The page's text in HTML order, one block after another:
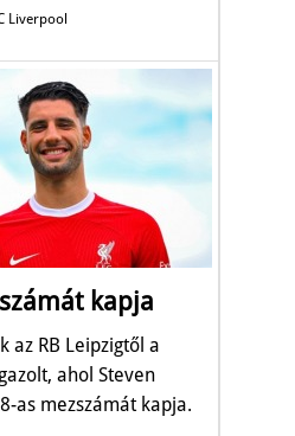
Liverpool
kapja
az RB Leipzigtől a
ahol Steven
as mezszámát kapja.